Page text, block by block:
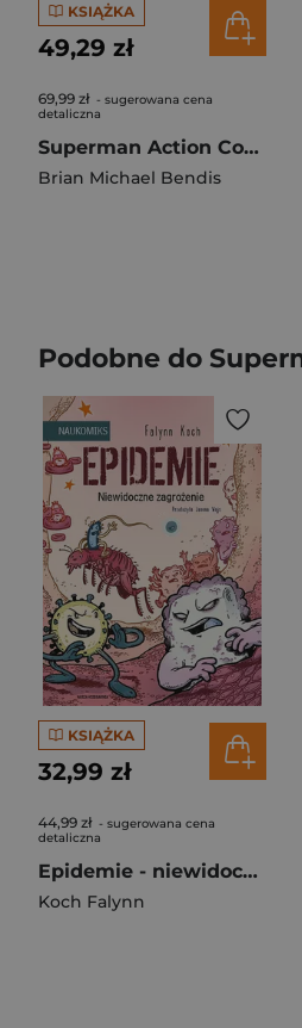
KSIĄŻKA
49,29 zł
69,99 zł - sugerowana cena
detaliczna
Superman Action Comics Tom 5 Ród Kentów
Brian Michael Bendis
Podobne do
KSIĄŻKA
32,99 zł
44,99 zł - sugerowana cena
detaliczna
Epidemie - niewidoczne zagrożenie
Koch Falynn